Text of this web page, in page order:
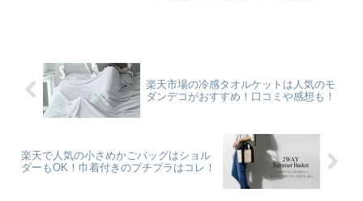
てください♪
が、整体ブーツラクナRAKUNAです^^こ
の記事では、・整体ブーツラクナ
体ブーツラクナRAKUNAのサイズが大き
かった時の対処法・整体ブーツラクナ
RAKUNAのサイズ交換方法などの疑問に
お答えしていきたいと思います。通販で
の靴選びは、試着できないことがデメリ
楽天市場の冷感タオルケットは人気のモ
ダンデコがおすすめ！口コミや感想も！
楽天で人気の小さめかごバッグはショル
ダーもOK！巾着付きのプチプラはコレ！